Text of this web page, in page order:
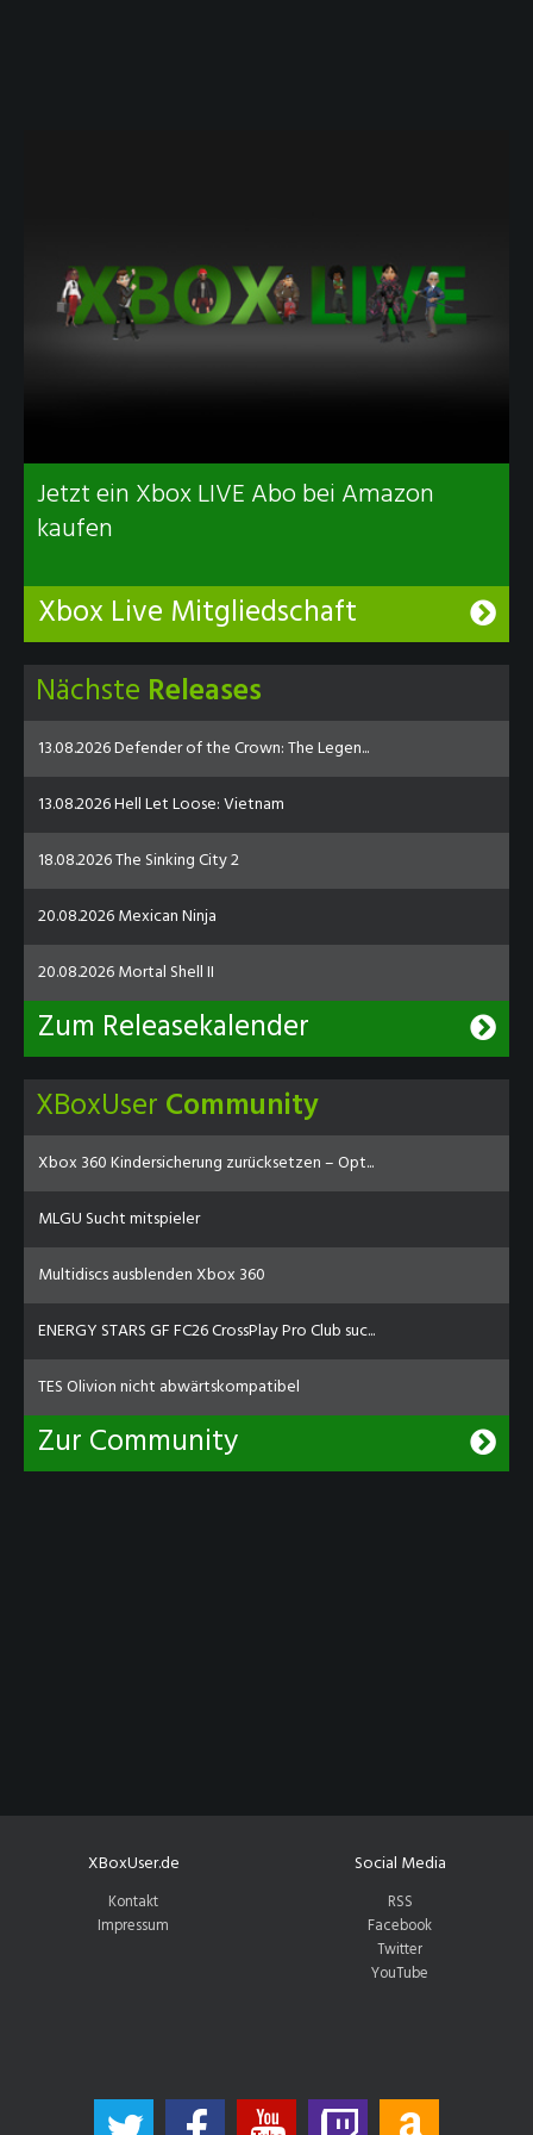
Jetzt ein Xbox LIVE Abo bei Amazon
kaufen
Xbox Live Mitgliedschaft
Nächste Releases
13.08.2026 Defender of the Crown: The Legen...
13.08.2026 Hell Let Loose: Vietnam
18.08.2026 The Sinking City 2
20.08.2026 Mexican Ninja
20.08.2026 Mortal Shell II
Zum Releasekalender
XBoxUser Community
Xbox 360 Kindersicherung zurücksetzen – Opt...
MLGU Sucht mitspieler
Multidiscs ausblenden Xbox 360
ENERGY STARS GF FC26 CrossPlay Pro Club suc...
TES Olivion nicht abwärtskompatibel
Zur Community
XBoxUser.de
Kontakt
Impressum
Social Media
RSS
Facebook
Twitter
YouTube